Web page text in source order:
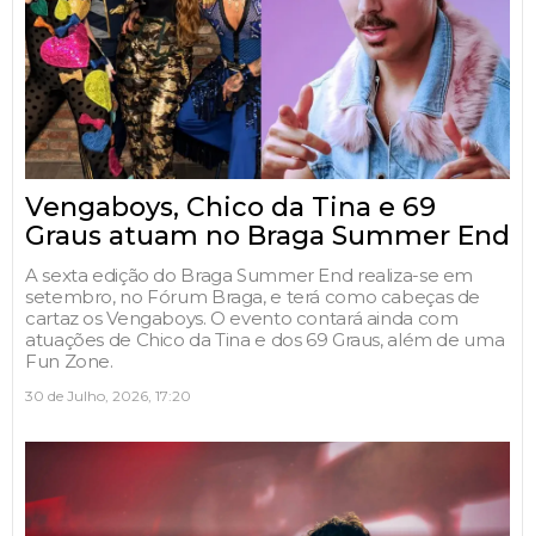
Vengaboys, Chico da Tina e 69
Graus atuam no Braga Summer End
A sexta edição do Braga Summer End realiza-se em
setembro, no Fórum Braga, e terá como cabeças de
cartaz os Vengaboys. O evento contará ainda com
atuações de Chico da Tina e dos 69 Graus, além de uma
Fun Zone.
30 de Julho, 2026, 17:20